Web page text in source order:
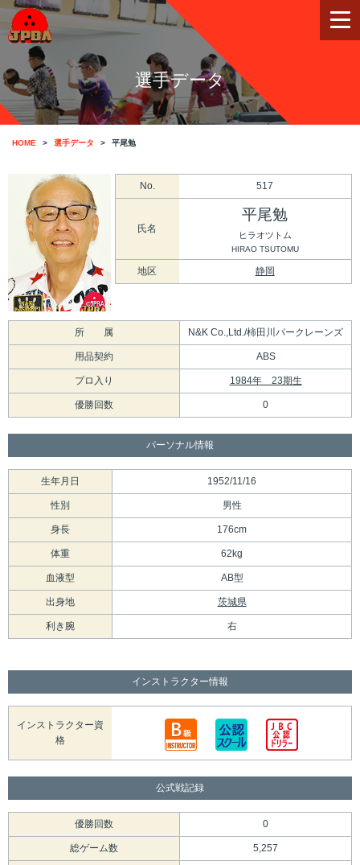
選手データ
HOME 選手データ 平尾勉
No. 517
氏名
平尾勉
ヒラオツトム
HIRAO TSUTOMU
地区 静岡
所 属 N&K Co.,Ltd./柿田川パークレーンズ
用品契約 ABS
プロ入り 1984年 23期生
優勝回数 0
パーソナル情報
生年月日 1952/11/16
性別 男性
身長 176cm
体重 62kg
血液型 AB型
出身地 茨城県
利き腕 右
インストラクター情報
インストラクター資
格
公式戦記録
優勝回数 0
総ゲーム数 5,257